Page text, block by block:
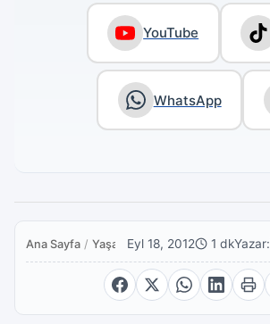
YouTube
WhatsApp
Ana Sayfa / Yaşam Eyl 18, 2012 1 dkYazar: